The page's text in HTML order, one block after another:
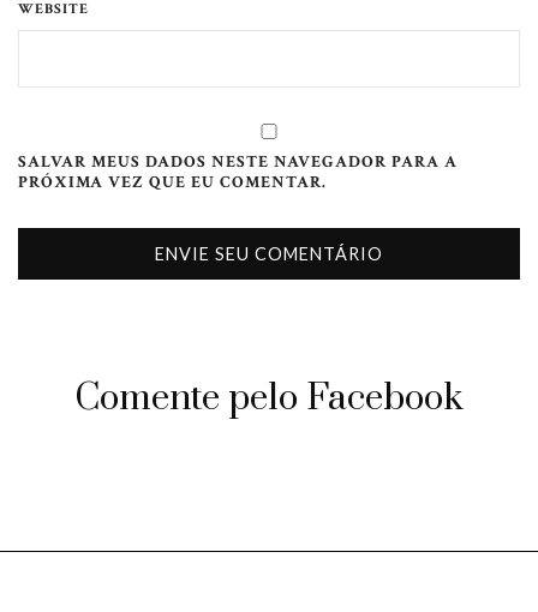
WEBSITE
SALVAR MEUS DADOS NESTE NAVEGADOR PARA A
PRÓXIMA VEZ QUE EU COMENTAR.
Comente pelo Facebook